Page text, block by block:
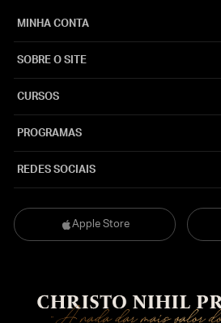
Apple Store
MINHA CONTA
SOBRE O SITE
CURSOS
PROGRAMAS
REDES SOCIAIS